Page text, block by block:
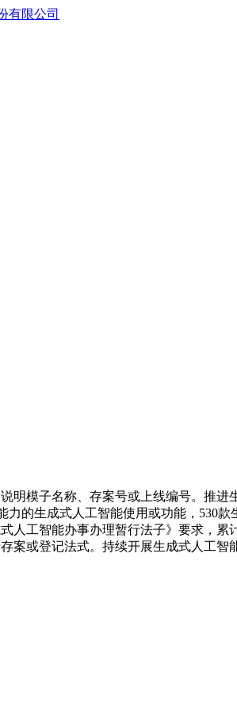
模子名称、存案号或上线编号。推进
的生成式人工智能使用或功能，530
工智能办事办理暂行法子》要求，累
或登记法式。持续开展生成式人工智